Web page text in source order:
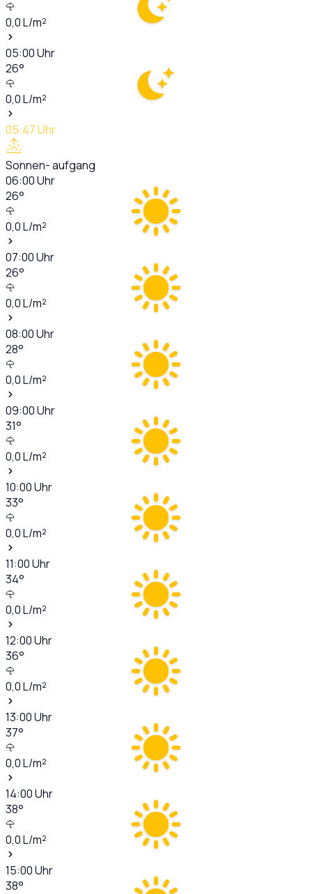
0,0L/m²
05:00Uhr
26°
0,0L/m²
05:47Uhr
Sonnen- aufgang
06:00Uhr
26°
0,0L/m²
07:00Uhr
26°
0,0L/m²
08:00Uhr
28°
0,0L/m²
09:00Uhr
31°
0,0L/m²
10:00Uhr
33°
0,0L/m²
11:00Uhr
34°
0,0L/m²
12:00Uhr
36°
0,0L/m²
13:00Uhr
37°
0,0L/m²
14:00Uhr
38°
0,0L/m²
15:00Uhr
38°